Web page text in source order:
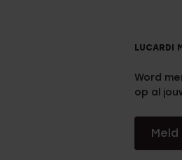
LUCARDI
Word
op al